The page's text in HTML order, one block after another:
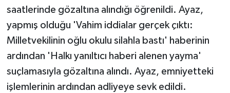
saatlerinde gözaltına alındığı öğrenildi. Ayaz,
yapmış olduğu 'Vahim iddialar gerçek çıktı:
Milletvekilinin oğlu okulu silahla bastı' haberinin
ardından 'Halkı yanıltıcı haberi alenen yayma'
suçlamasıyla gözaltına alındı. Ayaz, emniyetteki
işlemlerinin ardından adliyeye sevk edildi.
SAĞLIK
ŞİRKET HABERLERİ
SİYASET
SPOR